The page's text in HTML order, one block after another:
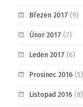
Březen 2017 (9)
Únor 2017 (7)
Leden 2017 (6)
Prosinec 2016 (5)
Listopad 2016 (8)